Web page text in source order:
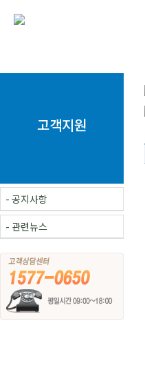
고객지원
- 공지사항
- 관련뉴스